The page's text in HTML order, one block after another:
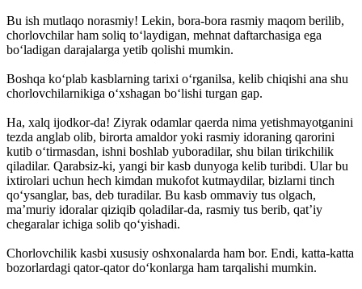
Bu ish mutlaqo norasmiy! Lekin, bora-bora rasmiy maqom berilib,
chorlovchilar ham soliq to‘laydigan, mehnat daftarchasiga ega
bo‘ladigan darajalarga yetib qolishi mumkin.
Boshqa ko‘plab kasblarning tarixi o‘rganilsa, kelib chiqishi ana shu
chorlovchilarnikiga o‘xshagan bo‘lishi turgan gap.
Ha, xalq ijodkor-da! Ziyrak odamlar qaerda nima yetishmayotganini
tezda anglab olib, birorta amaldor yoki rasmiy idoraning qarorini
kutib o‘tirmasdan, ishni boshlab yuboradilar, shu bilan tirikchilik
qiladilar. Qarabsiz-ki, yangi bir kasb dunyoga kelib turibdi. Ular bu
ixtirolari uchun hech kimdan mukofot kutmaydilar, bizlarni tinch
qo‘ysanglar, bas, deb turadilar. Bu kasb ommaviy tus olgach,
ma’muriy idoralar qiziqib qoladilar-da, rasmiy tus berib, qat’iy
chegaralar ichiga solib qo‘yishadi.
Chorlovchilik kasbi xususiy oshxonalarda ham bor. Endi, katta-katta
bozorlardagi qator-qator do‘konlarga ham tarqalishi mumkin.